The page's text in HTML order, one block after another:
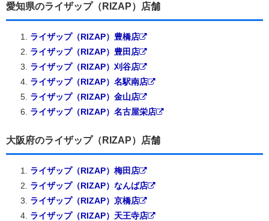
愛知県のライザップ（RIZAP）店舗
ライザップ（RIZAP）豊橋店
ライザップ（RIZAP）豊田店
ライザップ（RIZAP）刈谷店
ライザップ（RIZAP）名駅南店
ライザップ（RIZAP）金山店
ライザップ（RIZAP）名古屋栄店
大阪府のライザップ（RIZAP）店舗
ライザップ（RIZAP）梅田店
ライザップ（RIZAP）なんば店
ライザップ（RIZAP）京橋店
ライザップ（RIZAP）天王寺店